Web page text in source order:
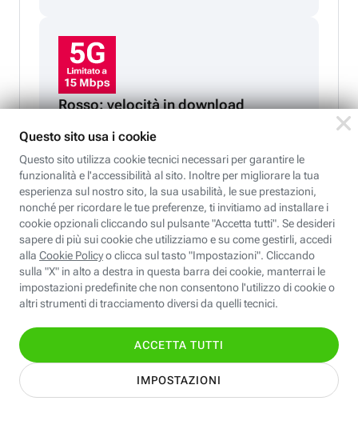
Rosso: velocità in download
inferiori a 15 Mbps
Compatibilità senza compromessi!
Goditi la velocità del 5G sul tuo smartphone o acquistane
SCOPRI I NOSTRI SMARTPHONE